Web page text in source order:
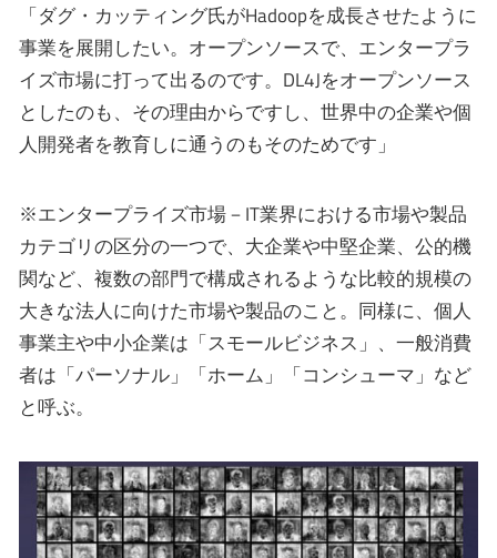
「ダグ・カッティング氏がHadoopを成長させたように
事業を展開したい。オープンソースで、エンタープラ
イズ市場に打って出るのです。DL4Jをオープンソース
としたのも、その理由からですし、世界中の企業や個
人開発者を教育しに通うのもそのためです」
※エンタープライズ市場－IT業界における市場や製品
カテゴリの区分の一つで、大企業や中堅企業、公的機
関など、複数の部門で構成されるような比較的規模の
大きな法人に向けた市場や製品のこと。同様に、個人
事業主や中小企業は「スモールビジネス」、一般消費
者は「パーソナル」「ホーム」「コンシューマ」など
と呼ぶ。